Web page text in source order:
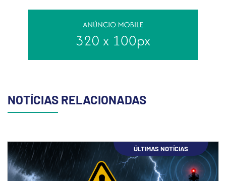
NOTÍCIAS RELACIONADAS
ÚLTIMAS NOTÍCIAS